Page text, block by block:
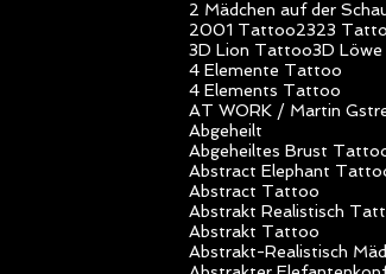
2001 Tattoo2323
3D Lion Tattoo3D
4 Elemente Tattoo
4 Elements Tattoo
Abgeheilt
Abgeheiltes Brust
Abstract Elephant
Abstract Tattoo
Abstrakt Realistisch
Abstrakt Tattoo